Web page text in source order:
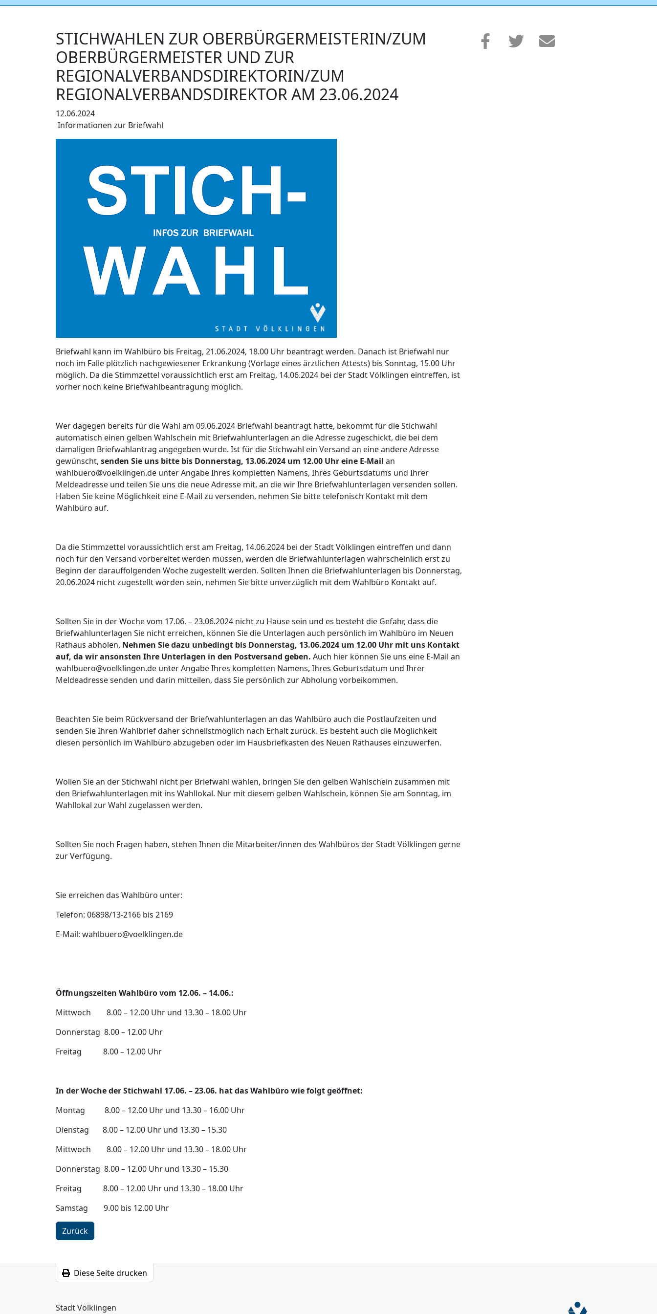
STICHWAHLEN ZUR OBERBÜRGERMEISTERIN/ZUM
OBERBÜRGERMEISTER UND ZUR
REGIONALVERBANDSDIREKTORIN/ZUM
REGIONALVERBANDSDIREKTOR AM 23.06.2024
12.06.2024
Informationen zur Briefwahl
Briefwahl kann im Wahlbüro bis Freitag, 21.06.2024, 18.00 Uhr beantragt werden. Danach ist Briefwahl nur
noch im Falle plötzlich nachgewiesener Erkrankung (Vorlage eines ärztlichen Attests) bis Sonntag, 15.00 Uhr
möglich. Da die Stimm­zettel voraussichtlich erst am Freitag, 14.06.2024 bei der Stadt Völklingen eintreffen, ist
vorher noch keine Briefwahl­beantragung möglich.
Wer dagegen bereits für die Wahl am 09.06.2024 Briefwahl beantragt hatte, bekommt für die Stichwahl
automatisch einen gelben Wahlschein mit Briefwahl­unterlagen an die Adresse zugeschickt, die bei dem
damaligen Briefwahlantrag angegeben wurde. Ist für die Stichwahl ein Versand an eine andere Adresse
gewünscht, senden Sie uns bitte bis Donnerstag, 13.06.2024 um 12.00 Uhr eine E-Mail an
wahlbuero@voelklingen.de unter Angabe Ihres kompletten Namens, Ihres Geburtsdatums und Ihrer
Meldeadresse und teilen Sie uns die neue Adresse mit, an die wir Ihre Briefwahlunterlagen versenden sollen.
Haben Sie keine Möglichkeit eine E-Mail zu versenden, nehmen Sie bitte telefonisch Kontakt mit dem
Wahlbüro auf.
Da die Stimmzettel voraussichtlich erst am Freitag, 14.06.2024 bei der Stadt Völklingen eintreffen und dann
noch für den Versand vorbereitet werden müssen, werden die Briefwahlunterlagen wahrscheinlich erst zu
Beginn der darauffolgenden Woche zugestellt werden. Sollten Ihnen die Briefwahl­unterlagen bis Donnerstag,
20.06.2024 nicht zugestellt worden sein, nehmen Sie bitte unverzüglich mit dem Wahlbüro Kontakt auf.
Sollten Sie in der Woche vom 17.06. – 23.06.2024 nicht zu Hause sein und es besteht die Gefahr, dass die
Briefwahlunterlagen Sie nicht erreichen, können Sie die Unterlagen auch persönlich im Wahlbüro im Neuen
Rathaus abholen. Nehmen Sie dazu unbedingt bis Donnerstag, 13.06.2024 um 12.00 Uhr mit uns Kontakt
auf, da wir ansonsten Ihre Unterlagen in den Postversand geben. Auch hier können Sie uns eine E-Mail an
wahlbuero@voelklingen.de unter Angabe Ihres kompletten Namens, Ihres Geburtsdatum und Ihrer
Meldeadresse senden und darin mitteilen, dass Sie persönlich zur Abholung vorbeikommen.
Beachten Sie beim Rückversand der Briefwahlunterlagen an das Wahlbüro auch die Postlaufzeiten und
senden Sie Ihren Wahlbrief daher schnellstmöglich nach Erhalt zurück. Es besteht auch die Möglichkeit
diesen persönlich im Wahlbüro abzugeben oder im Hausbriefkasten des Neuen Rathauses einzuwerfen.
Wollen Sie an der Stichwahl nicht per Briefwahl wählen, bringen Sie den gelben Wahlschein zusammen mit
den Briefwahlunterlagen mit ins Wahllokal. Nur mit diesem gelben Wahlschein, können Sie am Sonntag, im
Wahllokal zur Wahl zugelassen werden.
Sollten Sie noch Fragen haben, stehen Ihnen die Mitarbeiter/innen des Wahlbüros der Stadt Völklingen gerne
zur Verfügung.
Sie erreichen das Wahlbüro unter:
Telefon: 06898/13-2166 bis 2169
E-Mail: wahlbuero@voelklingen.de
Öffnungszeiten Wahlbüro vom 12.06. – 14.06.:
Mittwoch 8.00 – 12.00 Uhr und 13.30 – 18.00 Uhr
Donnerstag 8.00 – 12.00 Uhr
Freitag 8.00 – 12.00 Uhr
In der Woche der Stichwahl 17.06. – 23.06. hat das Wahlbüro wie folgt geöffnet:
Montag 8.00 – 12.00 Uhr und 13.30 – 16.00 Uhr
Dienstag 8.00 – 12.00 Uhr und 13.30 – 15.30
Mittwoch 8.00 – 12.00 Uhr und 13.30 – 18.00 Uhr
Donnerstag 8.00 – 12.00 Uhr und 13.30 – 15.30
Freitag 8.00 – 12.00 Uhr und 13.30 – 18.00 Uhr
Samstag 9.00 bis 12.00 Uhr
Zurück
Diese Seite drucken
Stadt Völklingen